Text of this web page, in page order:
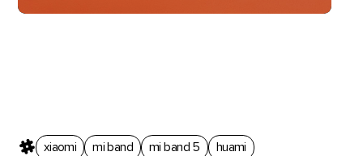
xiaomi mi band mi band 5 huami